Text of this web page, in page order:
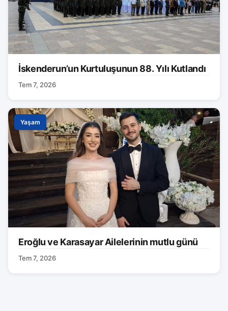
İskenderun’un Kurtuluşunun 88. Yılı Kutlandı
Tem 7, 2026
Yaşam
Eroğlu ve Karasayar Ailelerinin mutlu günü
Tem 7, 2026